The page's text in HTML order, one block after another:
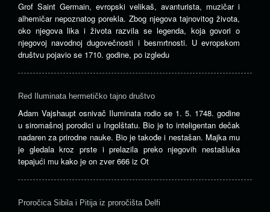
Grof Saint Germain, evropski velikaš, avanturista, muzičar i
alhemičar nepoznatog porekla. Zbog njegova tajnovitog života,
oko njegova lika i života razvila se legenda, koja govori o
njegovoj navodnoj dugovečnosti i besmrtnosti. U evropskom
društvu pojavio se 1710. godine, po izgledu
Red Iluminata hermetičko tajno društvo
Adam Vajshaupt osnivač Iluminata rodio se 1. 5. 1748. godine
u siromašnoj porodici u Ingolštatu. Bio je to inteligentan dečak
nadaren za prirodne nauke. Bio je takođe i nestašan. Majka mu
je gledala kroz prste i prelazila preko njegovih nestašluka
tepajući mu kako je on zver 666 iz Ot
Proročica Sibila i Pitija iz proročišta Delfi